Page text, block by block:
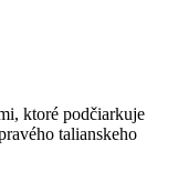
ktoré podčiarkuje
talianskeho